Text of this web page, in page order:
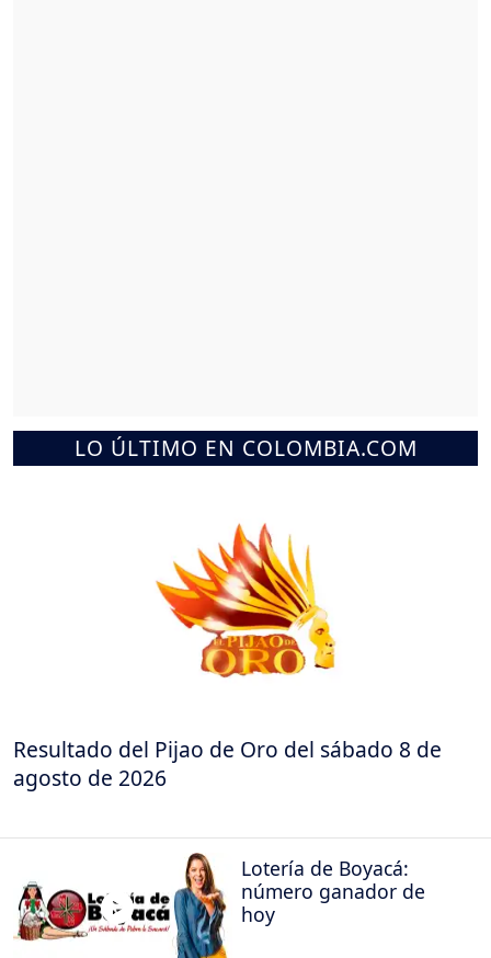
LO ÚLTIMO EN COLOMBIA.COM
Resultado del Pijao de Oro del sábado 8 de
agosto de 2026
Lotería de Boyacá:
número ganador de
hoy